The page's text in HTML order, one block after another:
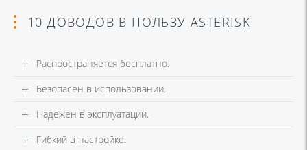
10 ДОВОДОВ В ПОЛЬЗУ ASTERISK
Распространяется бесплатно.
Безопасен в использовании.
Надежен в эксплуатации.
Гибкий в настройке.